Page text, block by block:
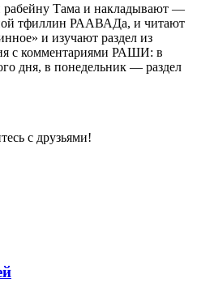
Тама и накладывают —
тфиллин РААВАДа, и читают
и изучают раздел из
с комментариями РАШИ: в
дня, в понедельник — раздел
с друзьями!